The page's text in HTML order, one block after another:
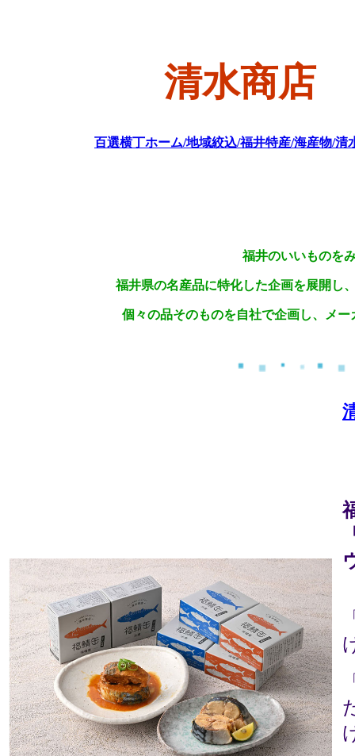
清水商店
百選横丁ホーム/地域絞込/福井特産/海産物/清
福井のいいものを
福井県の名産品に特化した企画を展開し
個々の品そのものを自社で企画し、メ